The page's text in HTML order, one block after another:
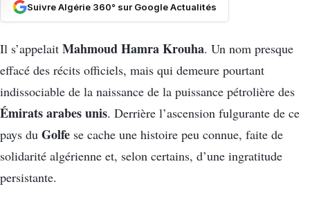
Suivre Algérie 360° sur Google Actualités
Il s’appelait Mahmoud Hamra Krouha. Un nom presque
effacé des récits officiels, mais qui demeure pourtant
indissociable de la naissance de la puissance pétrolière des
Émirats arabes unis. Derrière l’ascension fulgurante de ce
pays du Golfe se cache une histoire peu connue, faite de
solidarité algérienne et, selon certains, d’une ingratitude
persistante.